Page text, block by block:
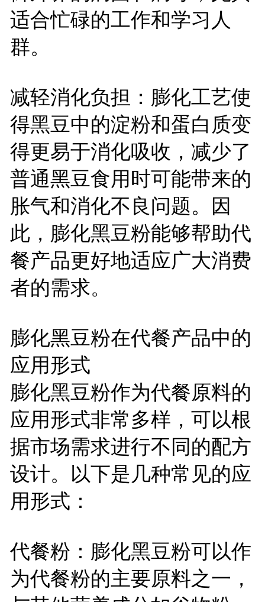
适合忙碌的工作和学习人
群。
减轻消化负担：膨化工艺使
得黑豆中的淀粉和蛋白质变
得更易于消化吸收，减少了
普通黑豆食用时可能带来的
胀气和消化不良问题。因
此，膨化黑豆粉能够帮助代
餐产品更好地适应广大消费
者的需求。
膨化黑豆粉在代餐产品中的
应用形式
膨化黑豆粉作为代餐原料的
应用形式非常多样，可以根
据市场需求进行不同的配方
设计。以下是几种常见的应
用形式：
代餐粉：膨化黑豆粉可以作
为代餐粉的主要原料之一，